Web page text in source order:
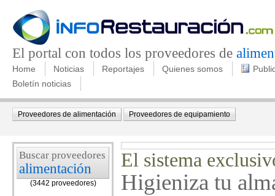
El portal con todos los proveedores de
Home Noticias Reportajes Quienes somos
Boletín noticias
Proveedores de alimentación Proveedores de equipamiento
Buscar proveedores
alimentación
(3442 proveedores)
El sistema
Higieniza tu